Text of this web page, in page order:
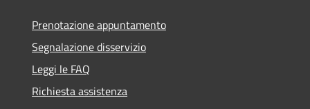
Prenotazione appuntamento
Segnalazione disservizio
Leggi le FAQ
Richiesta assistenza